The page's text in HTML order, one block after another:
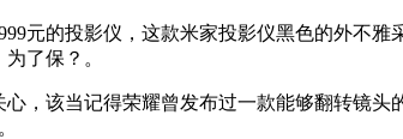
的投影仪，这款米家投影仪黑色的外不雅
了保？。
该当记得荣耀曾发布过一款能够翻转镜头